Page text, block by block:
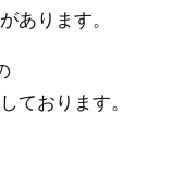
あります。
ております。